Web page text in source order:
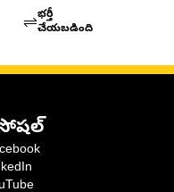
భర్తీ
చేయబడింది
సోషల్